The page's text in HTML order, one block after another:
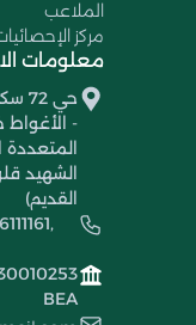
الملاعب
مركز
معلومات
حي
- الأغواط
الشهيد
القديم)
BEA